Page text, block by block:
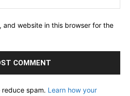
and website in this browser for the
spam. Learn how your